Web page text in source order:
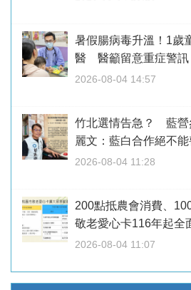
暑假腸病毒升溫！1歲
醫 醫籲留意重症警訊
2026-08-04 14:57
竹北選情告急？ 藍營
麗文：藍白合作絕不
2026-08-04 11:28
200點抵農會消費、
敬老愛心卡116年起全
2026-08-04 11:07